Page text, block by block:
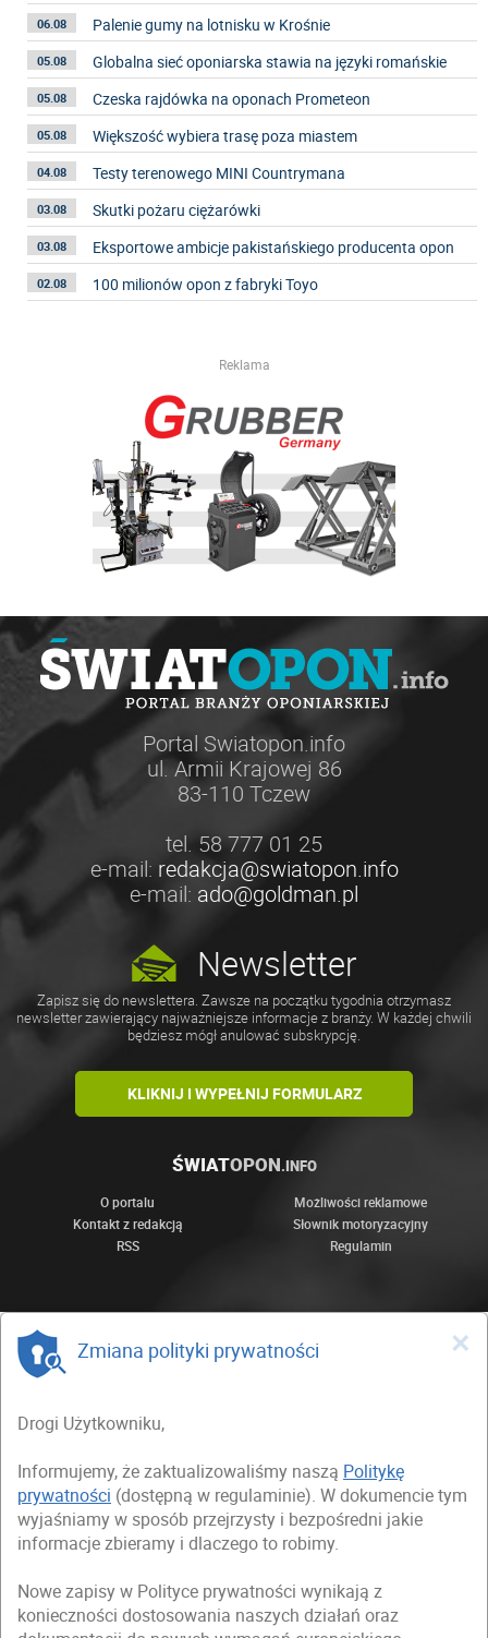
06.08 Palenie gumy na lotnisku w Krośnie
05.08 Globalna sieć oponiarska stawia na języki romańskie
05.08 Czeska rajdówka na oponach Prometeon
05.08 Większość wybiera trasę poza miastem
04.08 Testy terenowego MINI Countrymana
03.08 Skutki pożaru ciężarówki
03.08 Eksportowe ambicje pakistańskiego producenta opon
02.08 100 milionów opon z fabryki Toyo
Reklama
Portal Swiatopon.info
ul. Armii Krajowej 86
83-110 Tczew
tel. 58 777 01 25
e-mail: redakcja@swiatopon.info
e-mail: ado@goldman.pl
Newsletter
Zapisz się do newslettera. Zawsze na początku tygodnia otrzymasz
newsletter zawierający najważniejsze informacje z branży. W każdej chwili
będziesz mógł anulować subskrypcję.
KLIKNIJ I WYPEŁNIJ FORMULARZ
ŚWIATOPON.INFO
O portalu
Możliwości reklamowe
Kontakt z redakcją
Słownik motoryzacyjny
RSS
Regulamin
×
Zmiana polityki prywatności
Drogi Użytkowniku,
Informujemy, że zaktualizowaliśmy naszą Politykę
prywatności (dostępną w regulaminie). W dokumencie tym
wyjaśniamy w sposób przejrzysty i bezpośredni jakie
informacje zbieramy i dlaczego to robimy.
Nowe zapisy w Polityce prywatności wynikają z
konieczności dostosowania naszych działań oraz